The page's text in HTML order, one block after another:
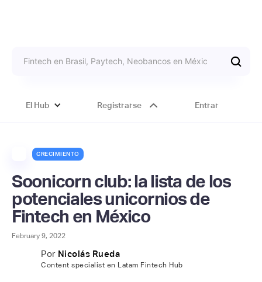
El Hub Registrarse Entrar
CRECIMIENTO
Soonicorn club: la lista de los
potenciales unicornios de
Fintech en México
February 9, 2022
Por Nicolás Rueda
Content specialist en Latam Fintech Hub